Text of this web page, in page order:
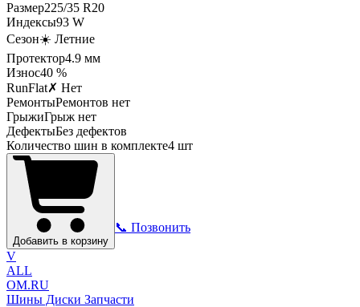
Размер225/35 R20
Индексы93 W
Сезон☀️ Летние
Протектор4.9 мм
Износ40 %
RunFlat✗ Нет
РемонтыРемонтов нет
ГрыжиГрыж нет
ДефектыБез дефектов
Количество шин в комплекте4 шт
Добавить в корзину
📞 Позвонить
V
ALL
OM.RU
Шины Диски Запчасти